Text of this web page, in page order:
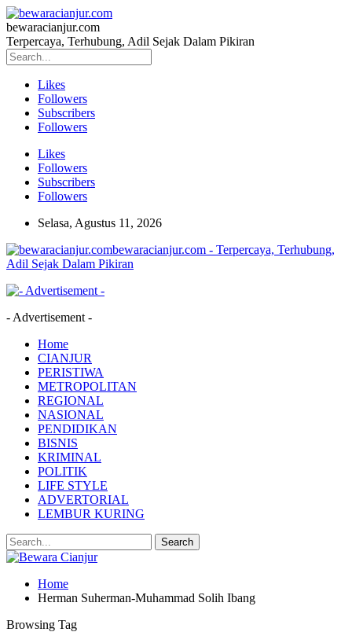
bewaracianjur.com
Terpercaya, Terhubung, Adil Sejak Dalam Pikiran
Likes
Followers
Subscribers
Followers
Likes
Followers
Subscribers
Followers
Selasa, Agustus 11, 2026
bewaracianjur.com - Terpercaya, Terhubung,
Adil Sejak Dalam Pikiran
- Advertisement -
Home
CIANJUR
PERISTIWA
METROPOLITAN
REGIONAL
NASIONAL
PENDIDIKAN
BISNIS
KRIMINAL
POLITIK
LIFE STYLE
ADVERTORIAL
LEMBUR KURING
Home
Herman Suherman-Muhammad Solih Ibang
Browsing Tag